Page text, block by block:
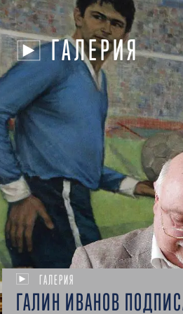
ГАЛЕРИЯ
ГАЛЕРИЯ
ГАЛИН ИВАНОВ